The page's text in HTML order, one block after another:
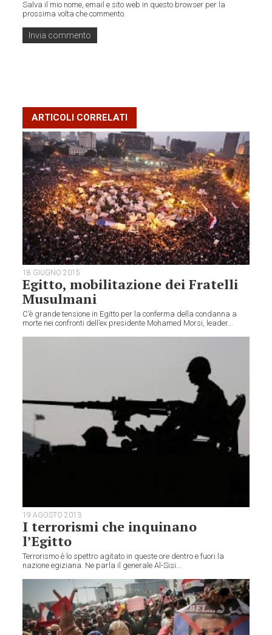
Salva il mio nome, email e sito web in questo browser per la
prossima volta che commento.
ARTICOLI CORRELATI
18 GIUGNO 2015
Egitto, mobilitazione dei Fratelli
Musulmani
C’è grande tensione in Egitto per la conferma della condanna a
morte nei confronti dell’ex presidente Mohamed Morsi, leader...
19 AGOSTO 2013
I terrorismi che inquinano
l’Egitto
Terrorismo è lo spettro agitato in queste ore dentro e fuori la
nazione egiziana. Ne parla il generale Al-Sisi...